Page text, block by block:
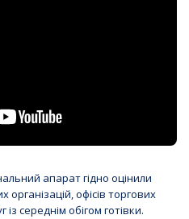
апарат гідно оцінили
організацій, офісів торгових
середнім обігом готівки.